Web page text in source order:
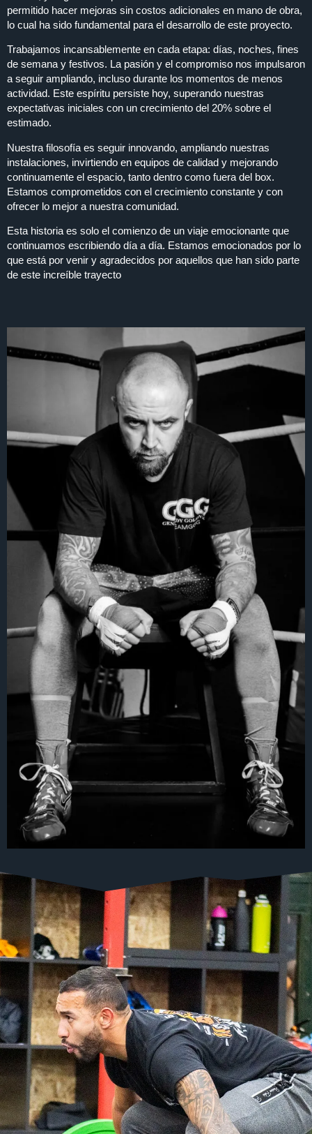
permitido hacer mejoras sin costos adicionales en mano de obra,
lo cual ha sido fundamental para el desarrollo de este proyecto.
Trabajamos incansablemente en cada etapa: días, noches, fines
de semana y festivos. La pasión y el compromiso nos impulsaron
a seguir ampliando, incluso durante los momentos de menos
actividad. Este espíritu persiste hoy, superando nuestras
expectativas iniciales con un crecimiento del 20% sobre el
estimado.
Nuestra filosofía es seguir innovando, ampliando nuestras
instalaciones, invirtiendo en equipos de calidad y mejorando
continuamente el espacio, tanto dentro como fuera del box.
Estamos comprometidos con el crecimiento constante y con
ofrecer lo mejor a nuestra comunidad.
Esta historia es solo el comienzo de un viaje emocionante que
continuamos escribiendo día a día. Estamos emocionados por lo
que está por venir y agradecidos por aquellos que han sido parte
de este increíble trayecto